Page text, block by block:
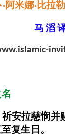
阿米娜·比拉
马 滔
安拉慈悯并
复生日。